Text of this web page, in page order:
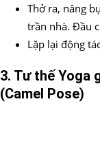
Thở ra, nâng
trần nhà. Đầu
Lặp lại động
3. Tư thế Yoga
(Camel Pose)